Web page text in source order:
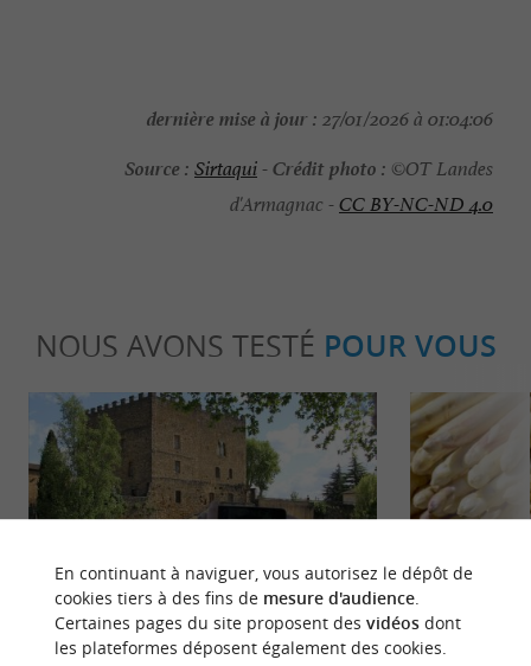
dernière mise à jour : 27/01/2026 à 01:04:06
Source : Sirtaqui-Crédit photo : ©OT Landes
d'Armagnac -CC BY-NC-ND 4.0
NOUS AVONS TESTÉ POUR VOUS
Mont-de-Marsan, une ville à la
Détente
Asperge
En continuant à naviguer, vous autorisez le dépôt de
cookies tiers à des fins de mesure d'audience.
Certaines pages du site proposent des vidéosdont
les plateformes déposent également des cookies.